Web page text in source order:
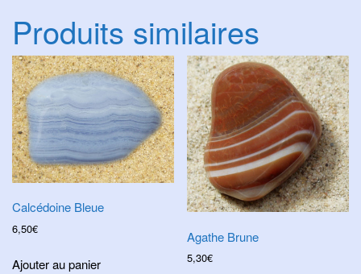
Produits similaires
Calcédoine Bleue
6,50€
Ajouter au panier
Agathe Brune
5,30€